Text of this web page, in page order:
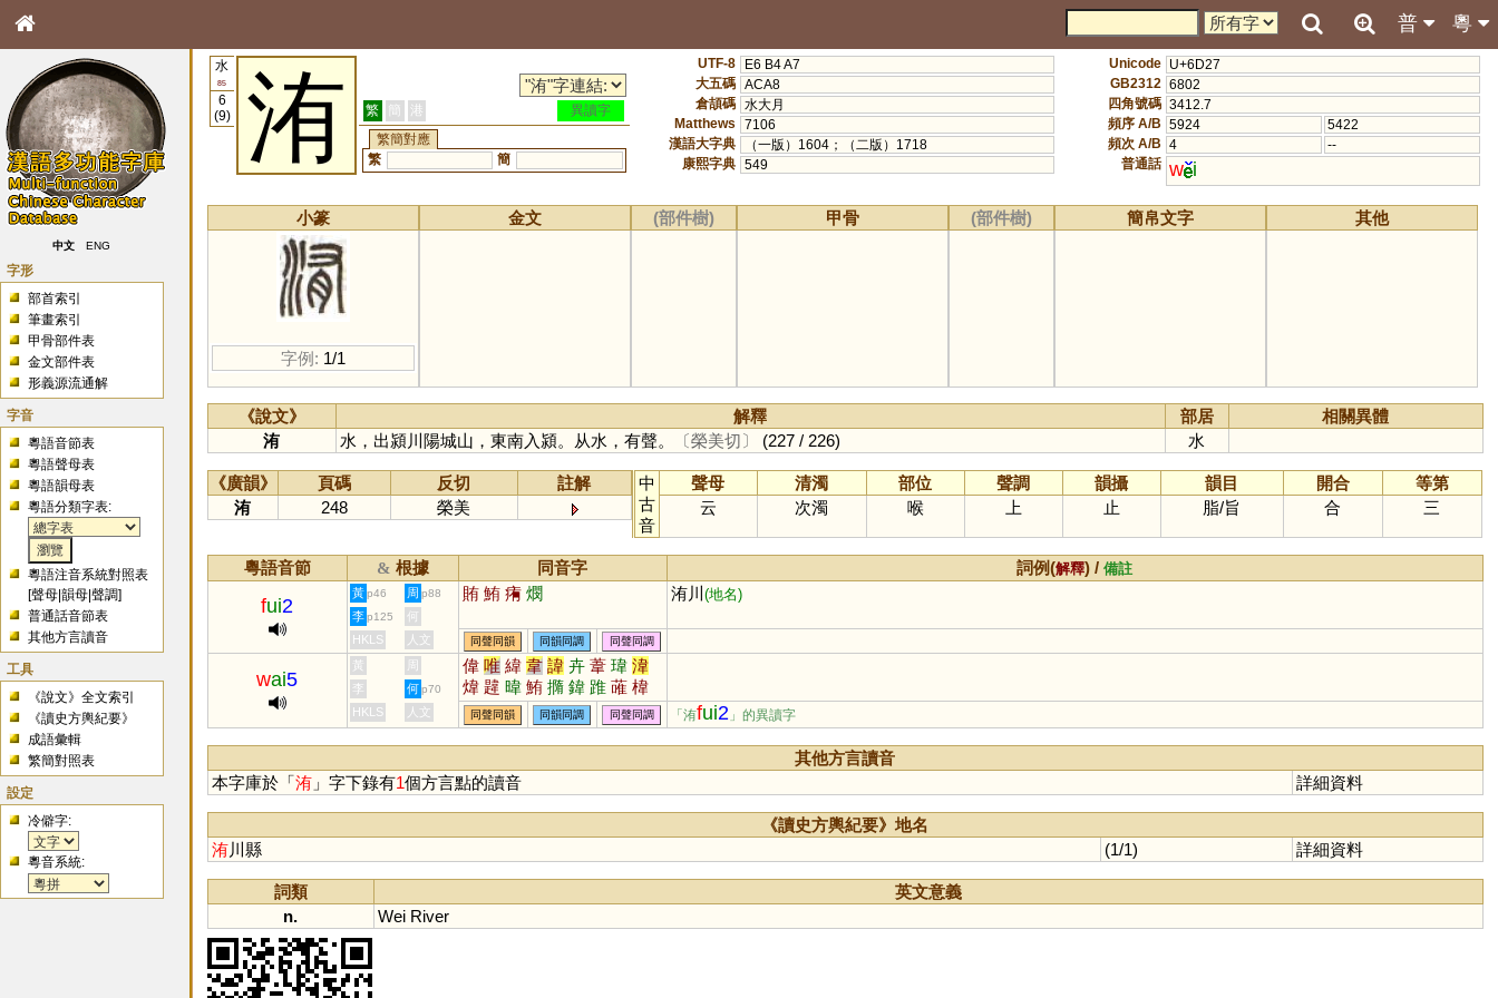
粵
普
中文 ENG
字形
部首索引
筆畫索引
甲骨部件表
金文部件表
形義源流通解
字音
粵語音節表
粵語聲母表
粵語韻母表
粵語分類字表:
粵語注音系統對照表
[聲母 |韻母 |聲調]
普通話音節表
其他方言讀音
工具
《說文》全文索引
《讀史方輿紀要》
成語彙輯
繁簡對照表
設定
冷僻字:
粵音系統:
水
85
6
(9)
洧 繁 簡 港
異讀字
繁簡對應
繁
簡
UTF-8
E6 B4 A7
大五碼 ACA8
倉頡碼 水大月
Matthews
7106
漢語大字典
（一版）1604；（二版）1718
康熙字典 549
Unicode U+6D27
GB2312 6802
四角號碼 3412.7
頻序 A/B 5924
5422
頻次 A/B 4
--
普通話 w i
小篆
字例: 1/1
金文 (部件樹) 甲骨 (部件樹) 簡帛文字 其他
《說文》 解釋 部居
相關異體
洧
水，出潁川陽城山，東南入潁。从水，有聲。 〔榮美切〕 (227 / 226) 水
《廣韻》 頁碼 反切
註解
洧
248 榮美
中
古
音
聲母 清濁 部位 聲調 韻攝 韻目 開合
等第
云
次濁 喉 上 止 脂/旨 合 三
粵語音節 & 根據 同音字 詞例(解釋) /備註
fui2
黃 p46 周 p88 賄 鮪 痏 燘 洧川 (地名)
李 p125
何
HKLS
人文 同聲同韻 同韻同調 同聲同調
wai5
黃 周 偉 唯 緯 韋 諱 卉 葦 瑋 湋
煒 韙 暐 鮪 撱 鍏 踓 蓶 椲
徫 儰 濻 韡 瀢 蘤 薳 痏 蒍
李 何 p70
HKLS 人文 同聲同韻 同韻同調 同聲同調 「洧fui2 」的異讀字
其他方言讀音
本字庫於「洧」字下錄有1個方言點的讀音 詳細資料
《讀史方輿紀要》地名
洧川縣 (1/1) 詳細資料
詞類
英文意義
n.
Wei River